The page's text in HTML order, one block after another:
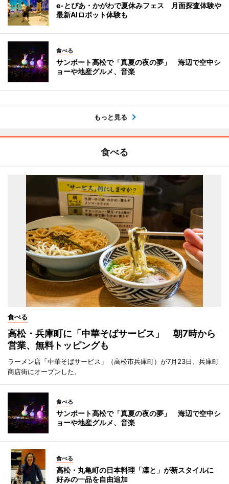
e-とぴあ・かがわで夏休みフェス 月面探査体験や
最新AIロボット体験も
食べる
サンポート高松で「真夏の夜の夢」 海辺で空中シ
ョーや地産グルメ、音楽
もっと見る
食べる
食べる
高松・兵庫町に「中華そばサービス」 朝7時から
営業、無料トッピングも
ラーメン店「中華そばサービス」（高松市兵庫町）が7月23日、兵庫町
商店街にオープンした。
食べる
サンポート高松で「真夏の夜の夢」 海辺で空中シ
ョーや地産グルメ、音楽
食べる
高松・丸亀町の日本料理「凛と」が新スタイルに
好みの一品を自由追加